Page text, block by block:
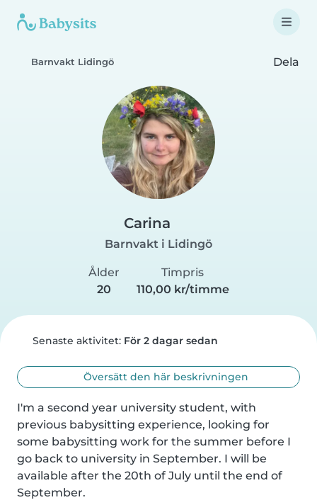
Barnvakt Lidingö Dela
Carina
Barnvakt i Lidingö
Ålder
20
Timpris
110,00 kr/timme
Senaste aktivitet: För 2 dagar sedan
Översätt den här beskrivningen
I'm a second year university student, with
previous babysitting experience, looking for
some babysitting work for the summer before I
go back to university in September. I will be
available after the 20th of July until the end of
September.